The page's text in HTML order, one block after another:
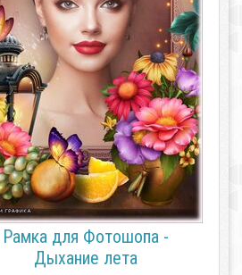
Рамка для Фотошопа -
Дыхание лета